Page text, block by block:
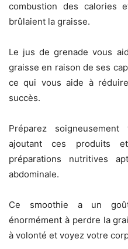
combustion des calories
brûlaient la graisse.
Le jus de grenade vous
graisse en raison de ses
ce qui vous aide à
succès.
Préparez
ajoutant ces produits
préparations nutritives
abdominale.
Ce smoothie a un
énormément à perdre la
à volonté et voyez votre